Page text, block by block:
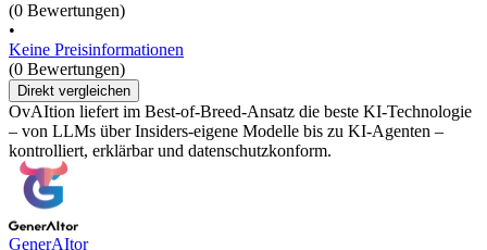
(0 Bewertungen)
•
Keine Preisinformationen
(0 Bewertungen)
Direkt vergleichen
OvAItion liefert im Best-of-Breed-Ansatz die beste KI-Technologie
– von LLMs über Insiders-eigene Modelle bis zu KI-Agenten –
kontrolliert, erklärbar und datenschutzkonform.
GenerAItor